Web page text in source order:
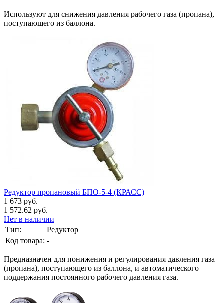
Используют для снижения давления рабочего газа (пропана),
поступающего из баллона.
Редуктор пропановый БПО-5-4 (КРАСС)
1 673 руб.
1 572.62 руб.
Нет в наличии
Тип:
Редуктор
Код товара: -
Предназначен для понижения и регулирования давления газа
(пропана), поступающего из баллона, и автоматического
поддержания постоянного рабочего давления газа.